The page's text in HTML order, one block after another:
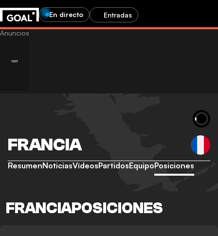
En directo Entradas
FRANCIA
ResumenNoticiasVídeosPartidosEquipoPosiciones
FRANCIAPOSICIONES